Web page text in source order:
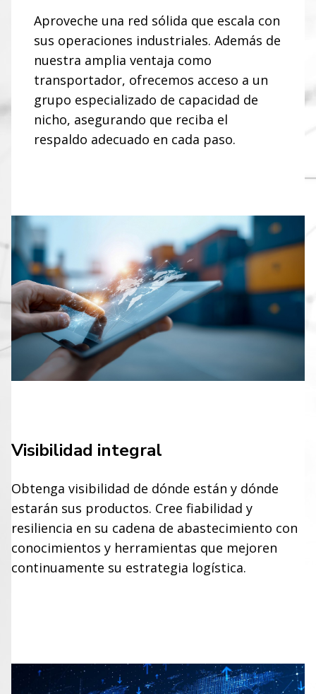
Aproveche una red sólida que escala con
sus operaciones industriales. Además de
nuestra amplia ventaja como
transportador, ofrecemos acceso a un
grupo especializado de capacidad de
nicho, asegurando que reciba el
respaldo adecuado en cada paso.
Visibilidad integral
Obtenga visibilidad de dónde están y dónde
estarán sus productos. Cree fiabilidad y
resiliencia en su cadena de abastecimiento con
conocimientos y herramientas que mejoren
continuamente su estrategia logística.